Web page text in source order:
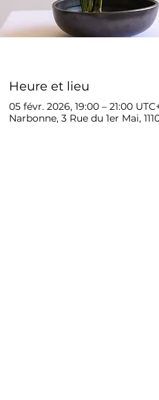
Heure et lieu
05 févr. 2026, 19:00 – 21:00
Narbonne, 3 Rue du 1er Mai,